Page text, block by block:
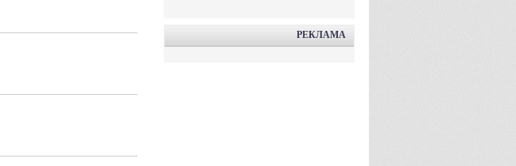
РЕКЛАМА